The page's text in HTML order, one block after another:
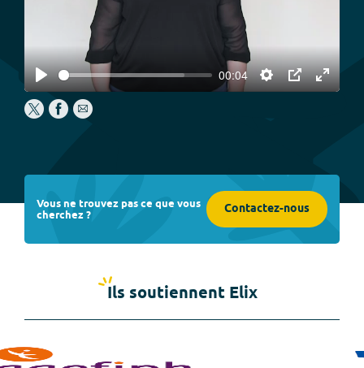
Play
00:04
Settings
PIP
Enter
Vous ne trouvez pas ce que vous
cherchez ? Contactez-nous
Ils soutiennent Elix